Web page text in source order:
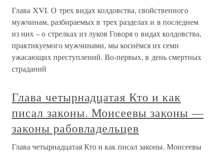
Глава XVI. О трех видах колдовства, свойственного
мужчинам, разбираемых в трех разделах и в последнем
из них – о стрелках из луков Говоря о видах колдовства,
практикуемого мужчинами, мы коснёмся их семи
ужасающих преступлений. Во-первых, в день смертных
страданий
Глава четырнадцатая Кто и как
писал законы. Моисеевы законы —
законы рабовладельцев
Глава четырнадцатая Кто и как писал законы. Моисеевы